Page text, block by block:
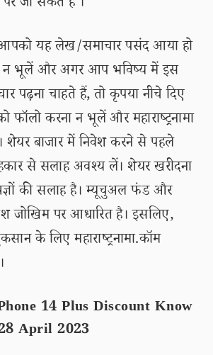
यह लेख/समाचार पसंद आया हो
न भूलें और अगर आप भविष्य में इस
पढ़ना चाहते हैं, तो कृपया नीचे दिए
फॉलो करना न भूलें और महाराष्ट्रनामा
बाजार में निवेश करने से पहले
से सलाह अवश्य लें। शेयर खरीदना
की सलाह है। म्यूचुअल फंड और
जोखिम पर आधारित है। इसलिए,
के लिए महाराष्ट्रनामा.कॉम
14 Plus Discount Know
April 2023